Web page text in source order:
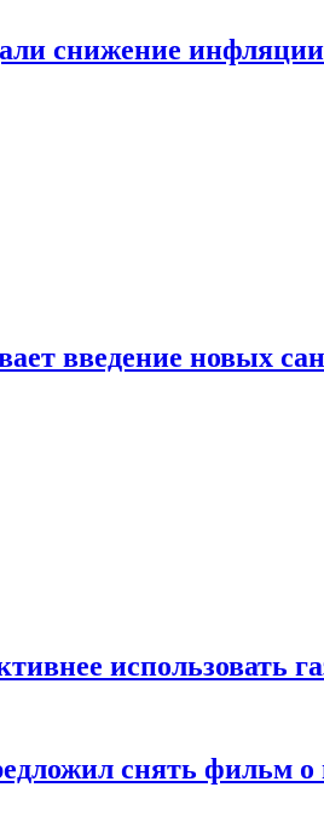
снижение
введение новых
использовать
снять фильм о